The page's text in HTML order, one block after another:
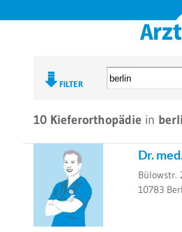
FILTER
10 Kieferorthopädie in
Dr.
Bülowstr.
10783